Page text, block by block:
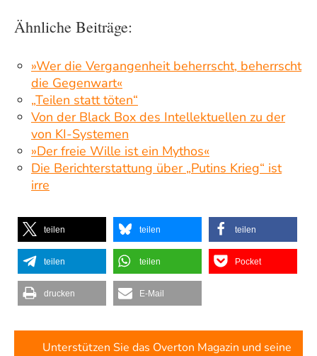
Ähnliche Beiträge:
»Wer die Vergangenheit beherrscht, beherrscht
die Gegenwart«
„Teilen statt töten“
Von der Black Box des Intellektuellen zu der
von KI-Systemen
»Der freie Wille ist ein Mythos«
Die Berichterstattung über „Putins Krieg“ ist
irre
teilen teilen teilen
teilen teilen Pocket
drucken E-Mail
Unterstützen Sie das Overton Magazin und seine